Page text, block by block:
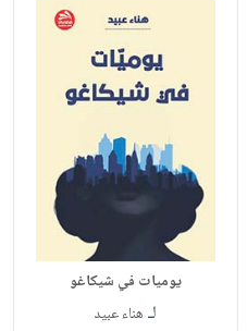
يوميات في شيكاغو
لـ هناء عبيد